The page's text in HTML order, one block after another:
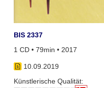
BIS 2337
1 CD • 79min • 2017
10.09.2019
Künstlerische Qualität: